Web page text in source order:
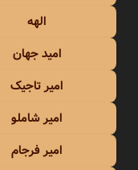
الهه
امید جهان
امیر تاجیک
امیر شاملو
امیر فرجام